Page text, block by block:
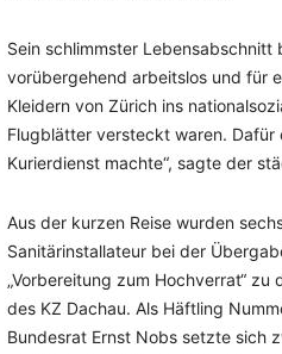
Sein schlimmster
vorübergehend arbeitslos und für
Kleidern von Zürich ins
Flugblätter versteckt waren. Dafür
Kurierdienst machte“, sagte der
Aus der kurzen Reise wurden
Sanitärinstallateur bei der
„Vorbereitung zum Hochverrat“
des KZ Dachau. Als Häftling
Bundesrat Ernst Nobs setzte sich